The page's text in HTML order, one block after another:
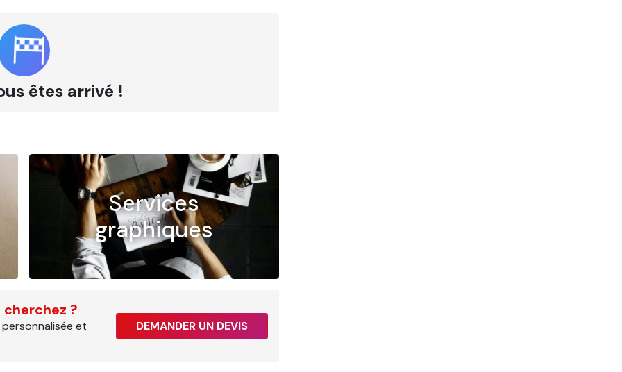
êtes arrivé !
Services
graphiques
?
et
DEMANDER UN DEVIS